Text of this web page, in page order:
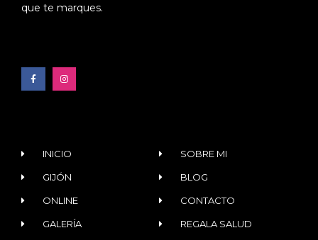
que te marques.
INICIO
GIJÓN
ONLINE
GALERÍA
SOBRE MI
BLOG
CONTACTO
REGALA SALUD